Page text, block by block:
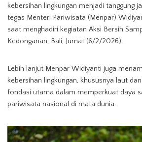
kebersihan lingkungan menjadi tanggung
tegas Menteri Pariwisata (Menpar)
saat menghadiri kegiatan Aksi Bersih
Kedonganan, Bali, Jumat (6/2/2026).
Lebih lanjut Menpar Widiyanti juga
kebersihan lingkungan, khususnya laut
fondasi utama dalam memperkuat daya
pariwisata nasional di mata dunia.